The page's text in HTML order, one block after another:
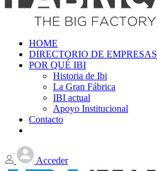
HOME
DIRECTORIO DE EMPRESAS
POR QUÉ IBI
Historia de Ibi
La Gran Fábrica
IBI actual
Apoyo Institucional
Contacto
Acceder